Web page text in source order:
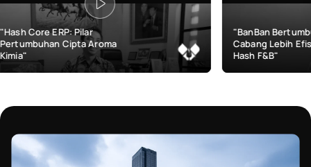
"BanBan Bertumbuh & Kelola
Cabang Lebih Efisien dengan
Hash F&B"